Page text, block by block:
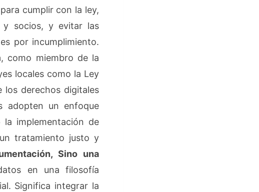
cumplir con la ley,
y socios, y evitar las
por incumplimiento.
como miembro de la
locales como la Ley
los derechos digitales
adopten un enfoque
implementación de
tratamiento justo y
Sino una
en una filosofía
Significa integrar la